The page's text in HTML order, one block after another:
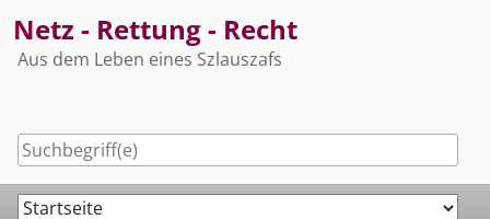
to
content
Netz - Rettung - Recht
Aus dem Leben eines Szlauszafs
Navigation